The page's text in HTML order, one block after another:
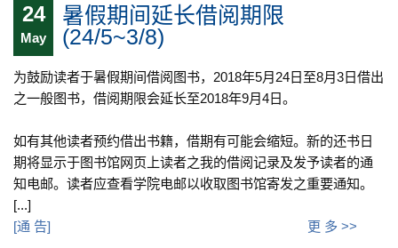
24
May
暑假期间延长借阅期限
(24/5~3/8)
为鼓励读者于暑假期间借阅图书，2018年5月24日至8月3日借出
之一般图书，借阅期限会延长至2018年9月4日。
如有其他读者预约借出书籍，借期有可能会缩短。新的还书日
期将显示于图书馆网页上读者之我的借阅记录及发予读者的通
知电邮。读者应查看学院电邮以收取图书馆寄发之重要通知。
[...]
[通 告] 更 多 >>